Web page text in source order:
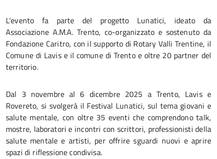
L'evento fa parte del progetto Lunatici, ideato da
Associazione A.M.A. Trento, co-organizzato e sostenuto da
Fondazione Caritro, con il supporto di Rotary Valli Trentine, il
Comune di Lavis e il comune di Trento e oltre 20 partner del
territorio.
Dal 3 novembre al 6 dicembre 2025 a Trento, Lavis e
Rovereto, si svolgerà il Festival Lunatici, sul tema giovani e
salute mentale, con oltre 35 eventi che comprendono talk,
mostre, laboratori e incontri con scrittori, professionisti della
salute mentale e artisti, per offrire sguardi nuovi e aprire
spazi di riflessione condivisa.